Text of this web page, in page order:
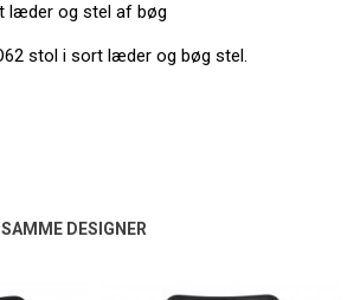
læder og stel af bøg
stol i sort læder og bøg stel.
SAMME DESIGNER